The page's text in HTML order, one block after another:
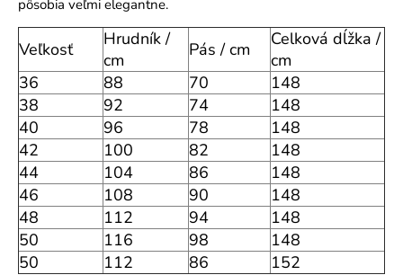
pôsobia veľmi elegantne.
Veľkosť
Hrudník /
cm
Pás / cm
Celková dĺžka /
cm
36
88 70
148
38
92 74
148
40
96 78
148
42
100 82
148
44
104 86
148
46
108 90
148
48
112 94
148
50
116 98
148
50
112 86 152